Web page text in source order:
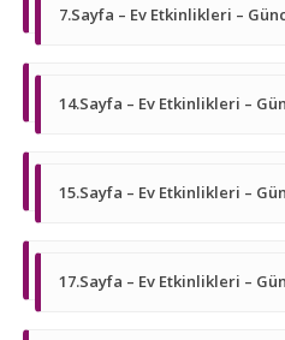
7.Sayfa – Ev Etkinlikleri –
14.Sayfa – Ev Etkinlikleri –
15.Sayfa – Ev Etkinlikleri –
17.Sayfa – Ev Etkinlikleri –